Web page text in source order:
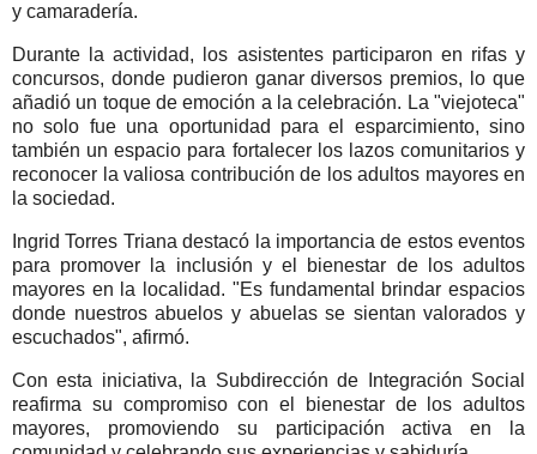
y camaradería.
Durante la actividad, los asistentes participaron en rifas y
concursos, donde pudieron ganar diversos premios, lo que
añadió un toque de emoción a la celebración. La "viejoteca"
no solo fue una oportunidad para el esparcimiento, sino
también un espacio para fortalecer los lazos comunitarios y
reconocer la valiosa contribución de los adultos mayores en
la sociedad.
Ingrid Torres Triana destacó la importancia de estos eventos
para promover la inclusión y el bienestar de los adultos
mayores en la localidad. "Es fundamental brindar espacios
donde nuestros abuelos y abuelas se sientan valorados y
escuchados", afirmó.
Con esta iniciativa, la Subdirección de Integración Social
reafirma su compromiso con el bienestar de los adultos
mayores, promoviendo su participación activa en la